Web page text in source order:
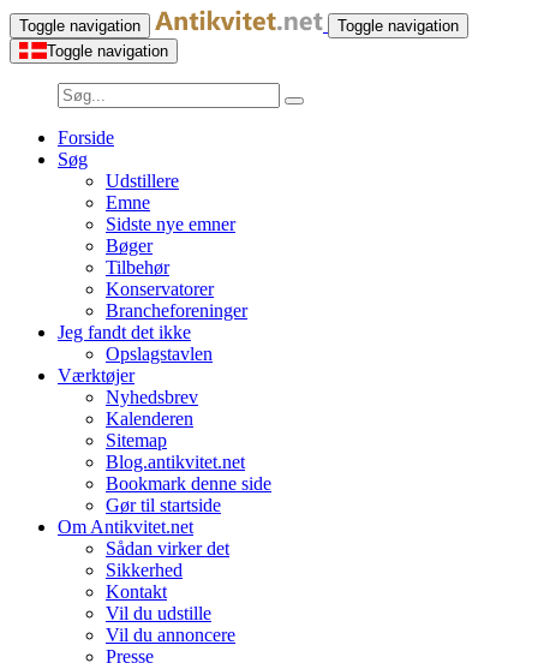
Toggle navigation
Toggle navigation
Toggle navigation
Forside
Søg
Udstillere
Emne
Sidste nye emner
Bøger
Tilbehør
Konservatorer
Brancheforeninger
Jeg fandt det ikke
Opslagstavlen
Værktøjer
Nyhedsbrev
Kalenderen
Sitemap
Blog.antikvitet.net
Bookmark denne side
Gør til startside
Om Antikvitet.net
Sådan virker det
Sikkerhed
Kontakt
Vil du udstille
Vil du annoncere
Presse